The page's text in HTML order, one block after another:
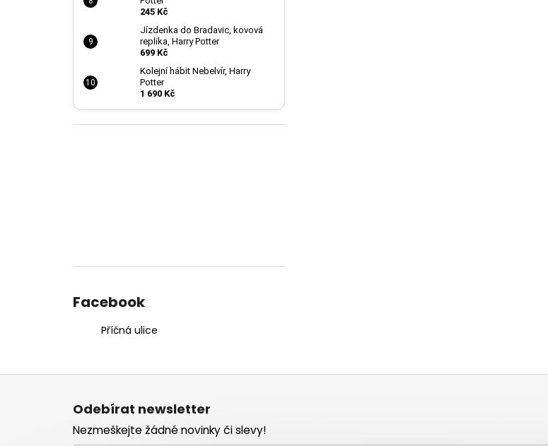
245 Kč
Jízdenka do Bradavic, kovová
replika, Harry Potter
699 Kč
Kolejní hábit Nebelvír, Harry
Potter
1 690 Kč
Facebook
Příčná ulice
Odebírat newsletter
Nezmeškejte žádné novinky či slevy!